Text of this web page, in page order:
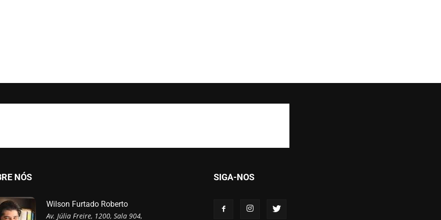
NÓS
Wilson Furtado Roberto
Av. Júlia Freire, 1200, Sala 904,
SIGA-NOS